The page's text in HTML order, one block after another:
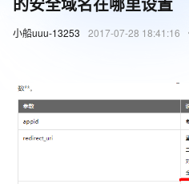
小船uuu-13253 2017-07-28 18:41:16